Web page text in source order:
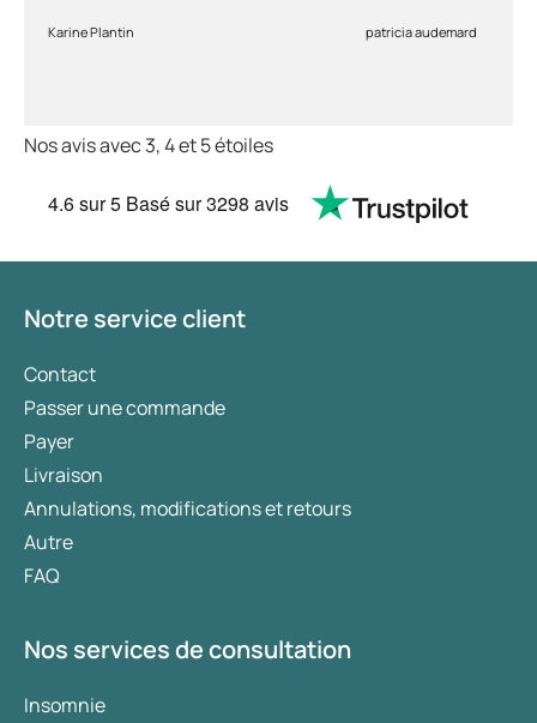
Karine Plantin patricia audemard
Nos avis avec 3, 4 et 5 étoiles
4.6sur 5 Basé sur3298 avis
Notre service client
Contact
Passer une commande
Payer
Livraison
Annulations, modifications et retours
Autre
FAQ
Nos services de consultation
Insomnie